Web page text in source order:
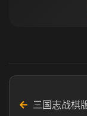
← 三国志战棋